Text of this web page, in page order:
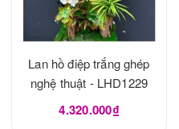
Lan hồ điệp trắng ghép
nghệ thuật - LHD1229
4.320.000₫